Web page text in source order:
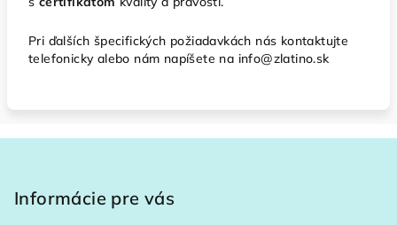
Pri ďalších špecifických požiadavkách nás kontaktujte
telefonicky alebo nám napíšete na info@zlatino.sk
Informácie pre vás